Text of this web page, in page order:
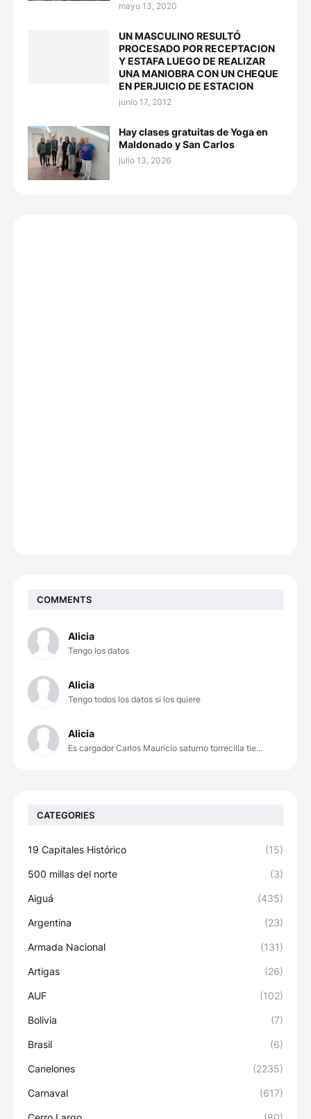
mayo 13, 2020
UN MASCULINO RESULTÓ
PROCESADO POR RECEPTACION
Y ESTAFA LUEGO DE REALIZAR
UNA MANIOBRA CON UN CHEQUE
EN PERJUICIO DE ESTACION
junio 17, 2012
Hay clases gratuitas de Yoga en
Maldonado y San Carlos
julio 13, 2026
COMMENTS
Alicia
Tengo los datos
Alicia
Tengo todos los datos si los quiere
Alicia
Es cargador Carlos Mauricio saturno torrecilla tie...
CATEGORIES
19 Capitales Histórico (15)
500 millas del norte (3)
Aiguá (435)
Argentina (23)
Armada Nacional (131)
Artigas (26)
AUF (102)
Bolivia (7)
Brasil (6)
Canelones (2235)
Carnaval (617)